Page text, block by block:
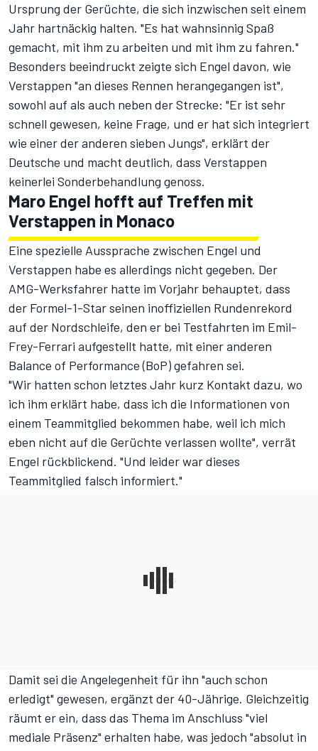
Ursprung der Gerüchte, die sich inzwischen seit einem
Jahr hartnäckig halten. "Es hat wahnsinnig Spaß
gemacht, mit ihm zu arbeiten und mit ihm zu fahren."
Besonders beeindruckt zeigte sich Engel davon, wie
Verstappen "an dieses Rennen herangegangen ist",
sowohl auf als auch neben der Strecke: "Er ist sehr
schnell gewesen, keine Frage, und er hat sich integriert
wie einer der anderen sieben Jungs", erklärt der
Deutsche und macht deutlich, dass Verstappen
keinerlei Sonderbehandlung genoss.
Maro Engel hofft auf Treffen mit
Verstappen in Monaco
Eine spezielle Aussprache zwischen Engel und
Verstappen habe es allerdings nicht gegeben. Der
AMG-Werksfahrer hatte im Vorjahr behauptet, dass
der Formel-1-Star seinen inoffiziellen Rundenrekord
auf der Nordschleife, den er bei Testfahrten im Emil-
Frey-Ferrari aufgestellt hatte, mit einer anderen
Balance of Performance (BoP) gefahren sei.
"Wir hatten schon letztes Jahr kurz Kontakt dazu, wo
ich ihm erklärt habe, dass ich die Informationen von
einem Teammitglied bekommen habe, weil ich mich
eben nicht auf die Gerüchte verlassen wollte", verrät
Engel rückblickend. "Und leider war dieses
Teammitglied falsch informiert."
Damit sei die Angelegenheit für ihn "auch schon
erledigt" gewesen, ergänzt der 40-Jährige. Gleichzeitig
räumt er ein, dass das Thema im Anschluss "viel
mediale Präsenz" erhalten habe, was jedoch "absolut in